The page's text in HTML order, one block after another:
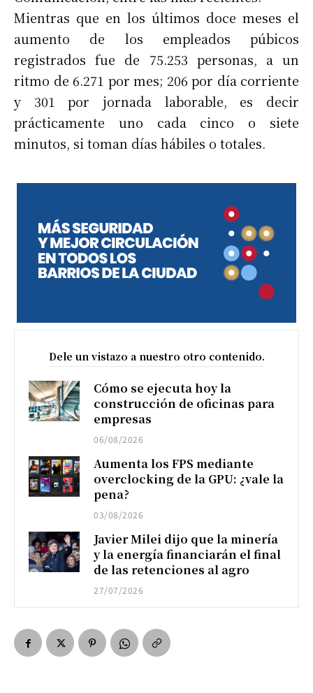
Mientras que en los últimos doce meses el
aumento de los empleados púbicos
registrados fue de 75.253 personas, a un
ritmo de 6.271 por mes; 206 por día corriente
y 301 por jornada laborable, es decir
prácticamente uno cada cinco o siete
minutos, si toman días hábiles o totales.
Dele un vistazo a nuestro otro contenido.
Cómo se ejecuta hoy la
construcción de oficinas para
empresas
06/08/2026
Aumenta los FPS mediante
overclocking de la GPU: ¿vale la
pena?
03/08/2026
Javier Milei dijo que la minería
y la energía financiarán el final
de las retenciones al agro
27/07/2026